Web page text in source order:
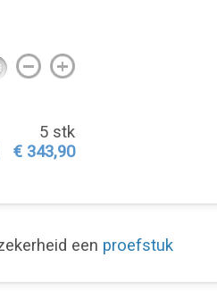
5 stk
€ 343,90
een proefstuk